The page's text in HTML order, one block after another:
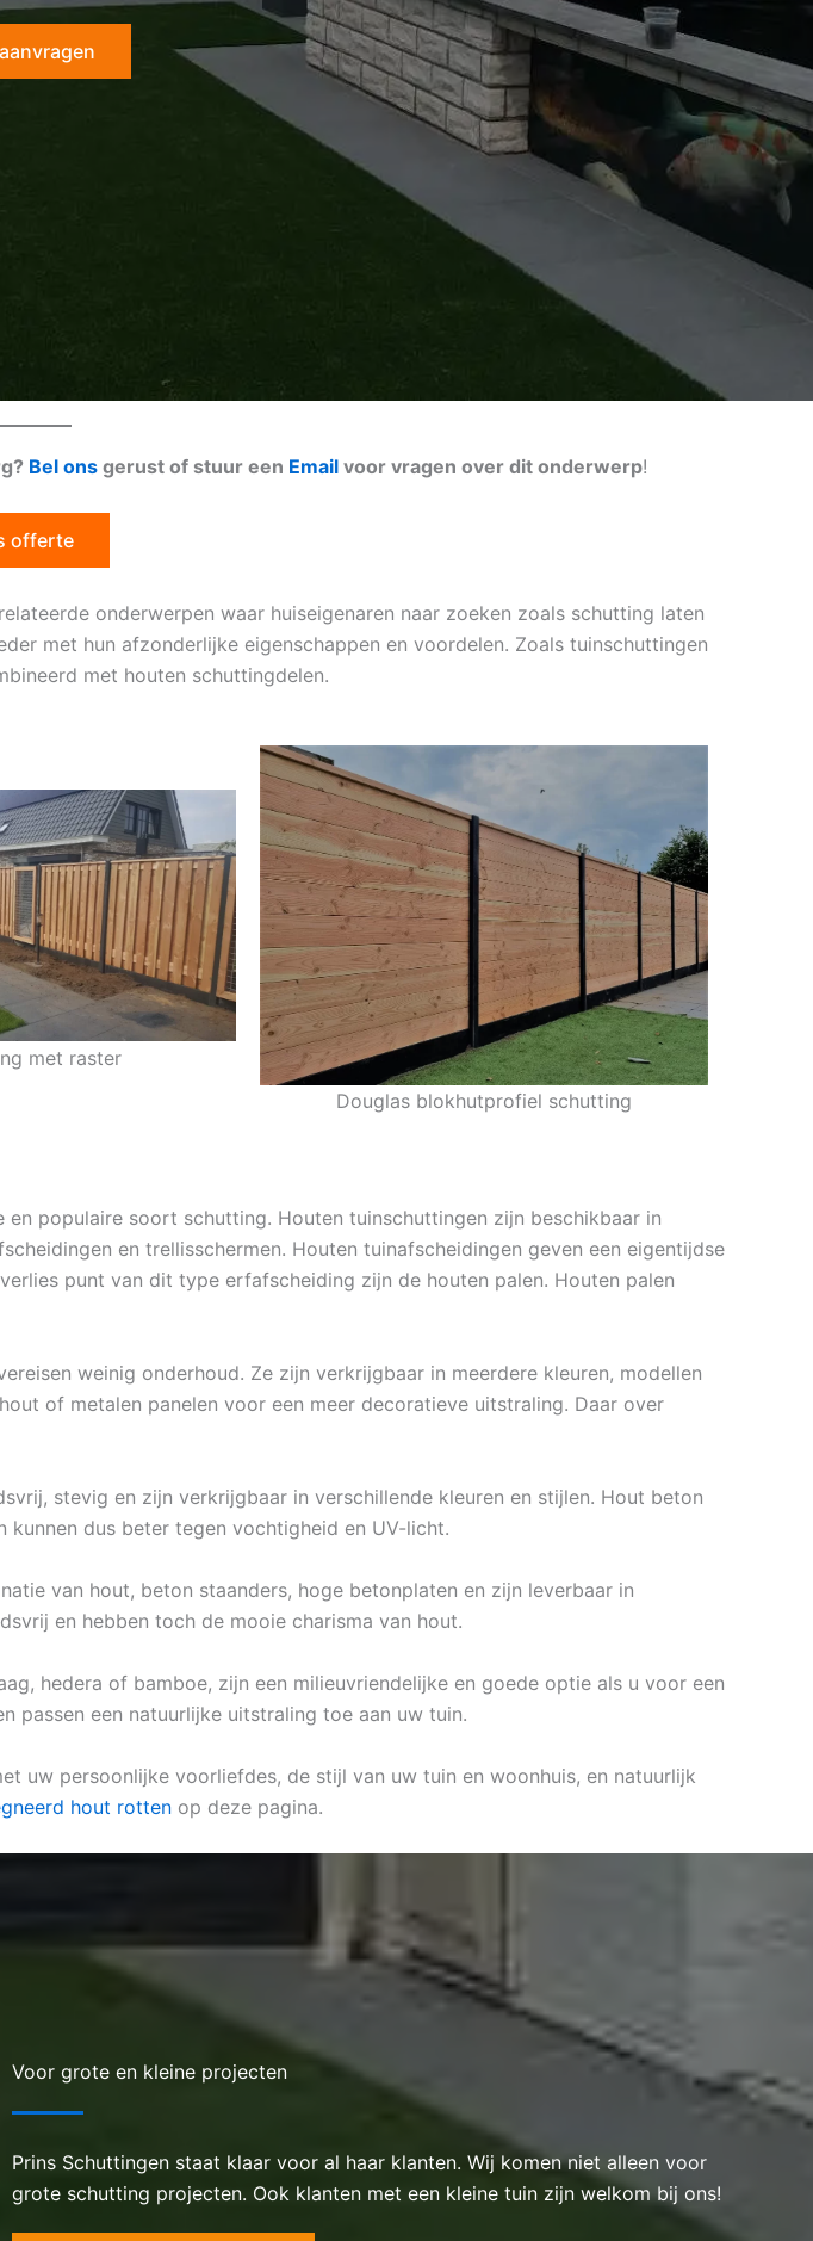
Bel onsgerust of stuur een Emailvoor vragen over dit onderwerp!
offerte
onderwerpen waar huiseigenaren naar zoeken zoals schutting laten
met hun afzonderlijke eigenschappen en voordelen. Zoals tuinschuttingen
met houten schuttingdelen.
met raster
Douglas blokhutprofiel schutting
populaire soort schutting. Houten tuinschuttingen zijn beschikbaar in
en trellisschermen. Houten tuinafscheidingen geven een eigentijdse
punt van dit type erfafscheiding zijn de houten palen. Houten palen
weinig onderhoud. Ze zijn verkrijgbaar in meerdere kleuren, modellen
of metalen panelen voor een meer decoratieve uitstraling. Daar over
stevig en zijn verkrijgbaar in verschillende kleuren en stijlen. Hout beton
kunnen dus beter tegen vochtigheid en UV-licht.
van hout, beton staanders, hoge betonplaten en zijn leverbaar in
en hebben toch de mooie charisma van hout.
hedera of bamboe, zijn een milieuvriendelijke en goede optie als u voor een
passen een natuurlijke uitstraling toe aan uw tuin.
uw persoonlijke voorliefdes, de stijl van uw tuin en woonhuis, en natuurlijk
hout rotten op deze pagina.
Voor grote en kleine projecten
Prins Schuttingen staat klaar voor al haar klanten. Wij komen niet alleen voor
grote schutting projecten. Ook klanten met een kleine tuin zijn welkom bij ons!